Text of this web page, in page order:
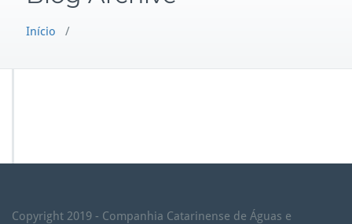
Início /
Copyright 2019 - Companhia Catarinense de Águas e